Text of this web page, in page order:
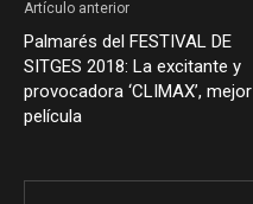
Artículo anterior
Palmarés del FESTIVAL DE
SITGES 2018: La excitante y
provocadora ‘CLIMAX’, mejor
película